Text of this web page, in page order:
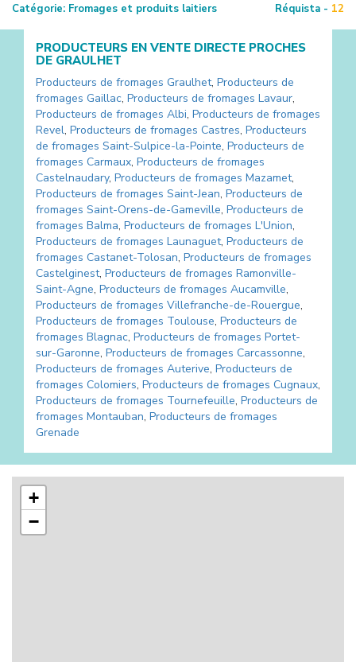
Catégorie: Fromages et produits laitiers Réquista - 12
PRODUCTEURS EN VENTE DIRECTE PROCHES
DE GRAULHET
Producteurs de fromages Graulhet, Producteurs de
fromages Gaillac, Producteurs de fromages Lavaur,
Producteurs de fromages Albi, Producteurs de fromages
Revel, Producteurs de fromages Castres, Producteurs
de fromages Saint-Sulpice-la-Pointe, Producteurs de
fromages Carmaux, Producteurs de fromages
Castelnaudary, Producteurs de fromages Mazamet,
Producteurs de fromages Saint-Jean, Producteurs de
fromages Saint-Orens-de-Gameville, Producteurs de
fromages Balma, Producteurs de fromages L'Union,
Producteurs de fromages Launaguet, Producteurs de
fromages Castanet-Tolosan, Producteurs de fromages
Castelginest, Producteurs de fromages Ramonville-
Saint-Agne, Producteurs de fromages Aucamville,
Producteurs de fromages Villefranche-de-Rouergue,
Producteurs de fromages Toulouse, Producteurs de
fromages Blagnac, Producteurs de fromages Portet-
sur-Garonne, Producteurs de fromages Carcassonne,
Producteurs de fromages Auterive, Producteurs de
fromages Colomiers, Producteurs de fromages Cugnaux,
Producteurs de fromages Tournefeuille, Producteurs de
fromages Montauban, Producteurs de fromages
Grenade
+
−